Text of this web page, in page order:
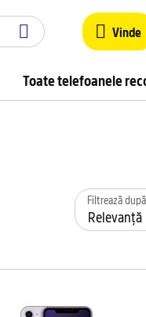
Vinde
Toate telefoanele
Filtrează după